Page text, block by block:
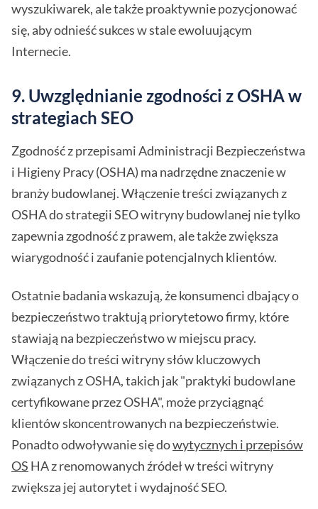
wyszukiwarek, ale także proaktywnie pozycjonować
się, aby odnieść sukces w stale ewoluującym
Internecie.
9. Uwzględnianie zgodności z OSHA w
strategiach SEO
Zgodność z przepisami Administracji Bezpieczeństwa
i Higieny Pracy (OSHA) ma nadrzędne znaczenie w
branży budowlanej. Włączenie treści związanych z
OSHA do strategii SEO witryny budowlanej nie tylko
zapewnia zgodność z prawem, ale także zwiększa
wiarygodność i zaufanie potencjalnych klientów.
Ostatnie badania wskazują, że konsumenci dbający o
bezpieczeństwo traktują priorytetowo firmy, które
stawiają na bezpieczeństwo w miejscu pracy.
Włączenie do treści witryny słów kluczowych
związanych z OSHA, takich jak "praktyki budowlane
certyfikowane przez OSHA", może przyciągnąć
klientów skoncentrowanych na bezpieczeństwie.
Ponadto odwoływanie się dowytycznych i przepisów
OS HA z renomowanych źródeł w treści witryny
zwiększa jej autorytet i wydajność SEO.